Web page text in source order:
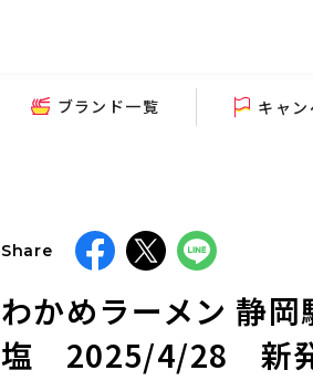
ブランド一覧 キャン
Share
わかめラーメン 静
塩 2025/4/28 新